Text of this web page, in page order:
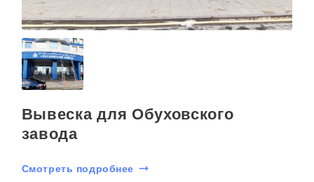
Вывеска для Обуховского
завода
Смотреть подробнее